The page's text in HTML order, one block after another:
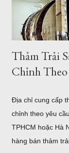
Mẫu thảm sofa
lượng trung bình
Thảm Trải
Chỉnh Theo
Địa chỉ cung cấp
chỉnh theo yêu
TPHCM hoặc Hà
hàng bán thảm